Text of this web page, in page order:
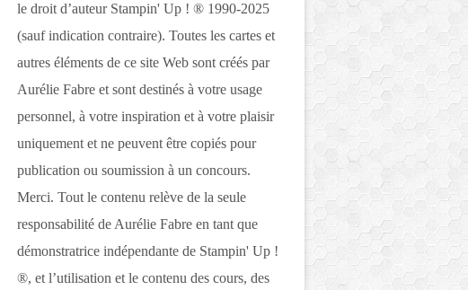
le droit d’auteur Stampin' Up ! ® 1990-2025
(sauf indication contraire). Toutes les cartes et
autres éléments de ce site Web sont créés par
Aurélie Fabre et sont destinés à votre usage
personnel, à votre inspiration et à votre plaisir
uniquement et ne peuvent être copiés pour
publication ou soumission à un concours.
Merci. Tout le contenu relève de la seule
responsabilité de Aurélie Fabre en tant que
démonstratrice indépendante de Stampin' Up !
®, et l’utilisation et le contenu des cours, des